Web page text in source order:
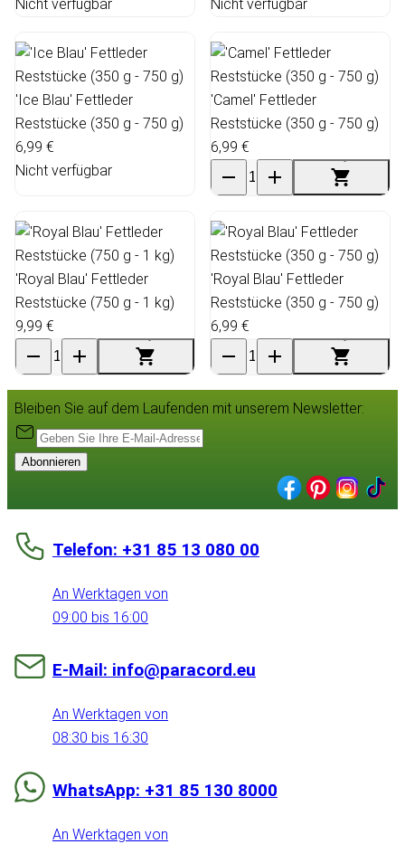
Nicht verfügbar Nicht verfügbar
'Ice Blau' Fettleder
Reststücke (350 g - 750 g)
6,99 €
Nicht verfügbar
'Camel' Fettleder
Reststücke (350 g - 750 g)
6,99 €
'Royal Blau' Fettleder
Reststücke (750 g - 1 kg)
9,99 €
'Royal Blau' Fettleder
Reststücke (350 g - 750 g)
6,99 €
Bleiben Sie auf dem Laufenden mit unserem Newsletter:
Abonnieren
Telefon: +31 85 13 080 00
An Werktagen von
09:00 bis 16:00
E-Mail: info@paracord.eu
An Werktagen von
08:30 bis 16:30
WhatsApp: +31 85 130 8000
An Werktagen von